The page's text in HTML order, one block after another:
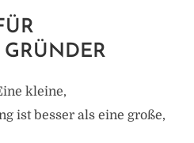
kleine,
ist besser als eine große,